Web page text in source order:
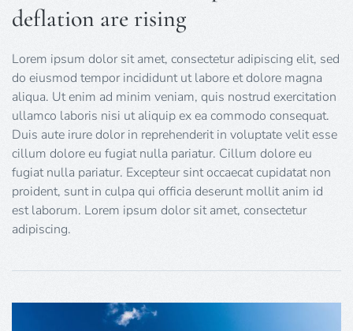
deflation are rising
Lorem ipsum dolor sit amet, consectetur adipiscing elit, sed
do eiusmod tempor incididunt ut labore et dolore magna
aliqua. Ut enim ad minim veniam, quis nostrud exercitation
ullamco laboris nisi ut aliquip ex ea commodo consequat.
Duis aute irure dolor in reprehenderit in voluptate velit esse
cillum dolore eu fugiat nulla pariatur. Cillum dolore eu
fugiat nulla pariatur. Excepteur sint occaecat cupidatat non
proident, sunt in culpa qui officia deserunt mollit anim id
est laborum. Lorem ipsum dolor sit amet, consectetur
adipiscing.